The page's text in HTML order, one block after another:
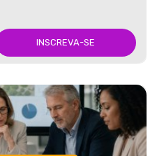
INSCREVA-SE